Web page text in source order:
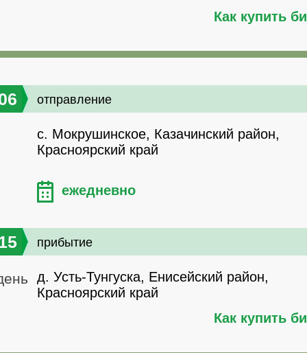
Как купить
отправление
с. Мокрушинское, Казачинский район,
Красноярский край
ежедневно
прибытие
д. Усть-Тунгуска, Енисейский район,
Красноярский край
Как купить